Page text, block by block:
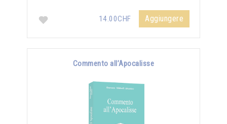
14.00CHF Aggiungere
Commento all’Apocalisse